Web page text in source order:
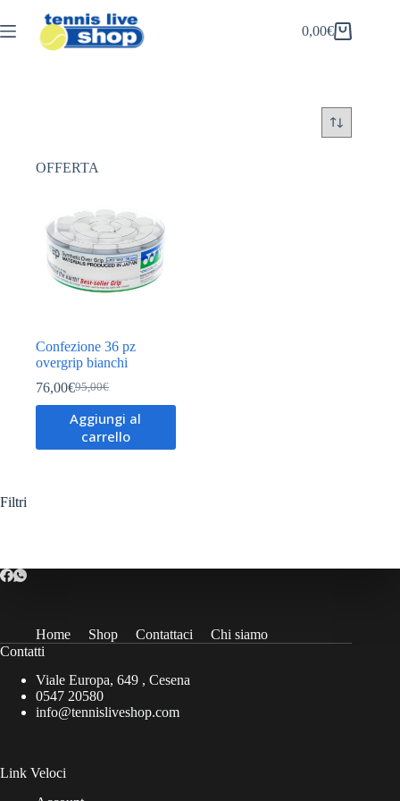
al
contenuto
Carrello
0,00€
OFFERTA
Confezione 36 pz
overgrip bianchi
95,00€
Il
prezzo
originale
era:
76,00€Il
prezzo
attuale
Aggiungi al
carrello
Filtri
Home Shop Contattaci
Chi siamo
Contatti
Viale Europa, 649 , Cesena
0547 20580
info@tennisliveshop.com
Link Veloci